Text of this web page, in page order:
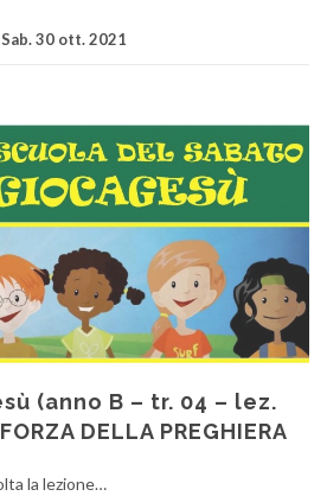
Sab. 30 ott. 2021
(anno B – tr. 04 – lez.
DELLA PREGHIERA
la lezione…